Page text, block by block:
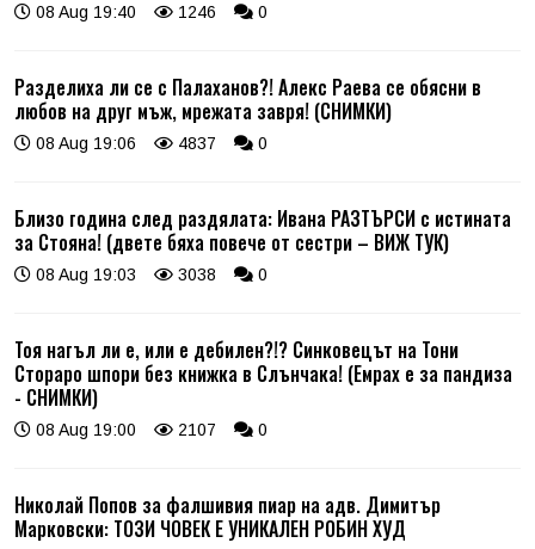
08 Aug 19:40 1246 0
Разделиха ли се с Палаханов?! Алекс Раева се обясни в
любов на друг мъж, мрежата завря! (СНИМКИ)
08 Aug 19:06 4837 0
Близо година след раздялата: Ивана РАЗТЪРСИ с истината
за Стояна! (двете бяха повече от сестри – ВИЖ ТУК)
08 Aug 19:03 3038 0
Тоя нагъл ли е, или е дебилен?!? Синковецът на Тони
Стораро шпори без книжка в Слънчака! (Емрах е за пандиза
- СНИМКИ)
08 Aug 19:00 2107 0
Николай Попов за фалшивия пиар на адв. Димитър
Марковски: ТОЗИ ЧОВЕК Е УНИКАЛЕН РОБИН ХУД